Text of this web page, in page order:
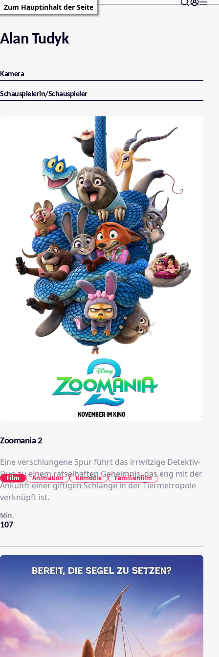
Zum Hauptinhalt der Seite
Alan Tudyk
Kamera
Schauspielerin/Schauspieler
Zoomania 2
Eine verschlungene Spur führt das irrwitzige Detektiv-
Duo zu einem rätselhaften Geheimnis, das eng mit der
Ankunft einer giftigen Schlange in der Tiermetropole
verknüpft ist.
107
Min.
Film Animation Komödie Familienfilm